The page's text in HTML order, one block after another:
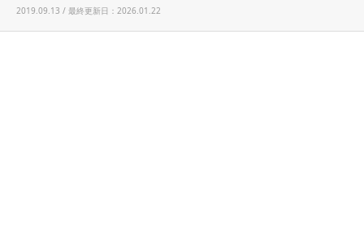
2019.09.13 / 最終更新日：2026.01.22